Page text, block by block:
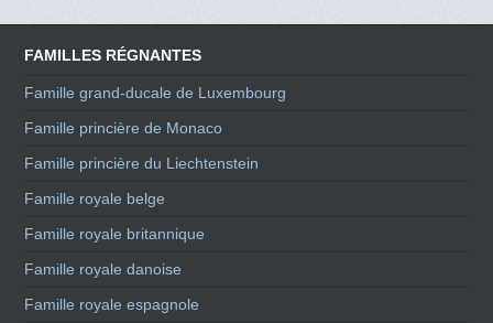
FAMILLES RÉGNANTES
Famille grand-ducale de Luxembourg
Famille princière de Monaco
Famille princière du Liechtenstein
Famille royale belge
Famille royale britannique
Famille royale danoise
Famille royale espagnole